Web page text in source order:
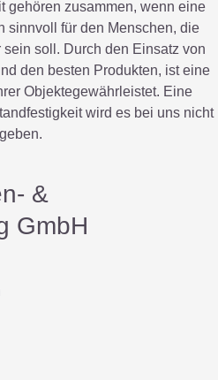
gehören zusammen, wenn eine
sinnvoll für den Menschen, die
soll. Durch den Einsatz von
den besten Produkten, ist eine
Objektegewährleistet. Eine
wird es bei uns nicht
geben.
&
GmbH